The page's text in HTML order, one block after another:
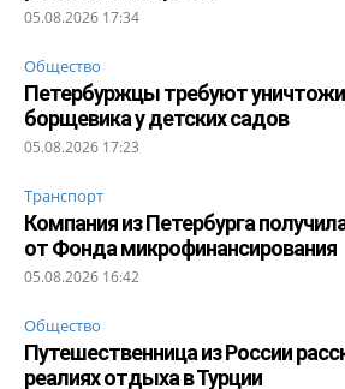
05.08.2026 17:34
Общество
Петербуржцы требуют
борщевика у детских садов
05.08.2026 17:23
Транспорт
Компания из Петербурга
от Фонда микрофинансирования
05.08.2026 16:42
Общество
Путешественница из России
реалиях отдыха в Турции